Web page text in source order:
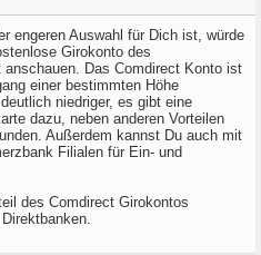
engeren Auswahl für Dich ist, würde
Girokonto des
Das Comdirect Konto ist
einer bestimmten Höhe
niedriger, es gibt eine
dazu, neben anderen Vorteilen
Außerdem kannst Du auch mit
Filialen für Ein- und
des Comdirect Girokontos